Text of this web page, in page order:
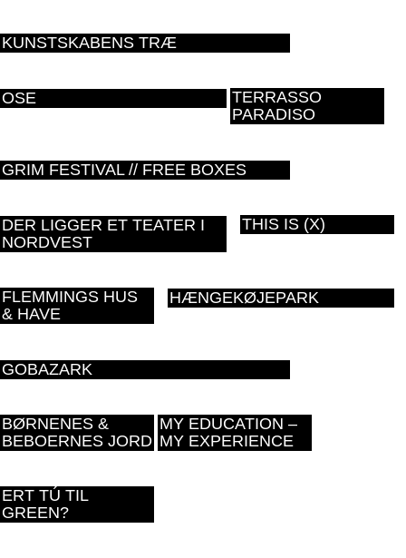
KUNSTSKABENS TRÆ
OSE
TERRASSO
PARADISO
GRIM FESTIVAL // FREE BOXES
DER LIGGER ET TEATER I
NORDVEST
THIS IS (X)
FLEMMINGS HUS
& HAVE
HÆNGEKØJEPARK
GOBAZARK
BØRNENES &
BEBOERNES JORD
MY EDUCATION –
MY EXPERIENCE
ERT TÚ TIL
GREEN?